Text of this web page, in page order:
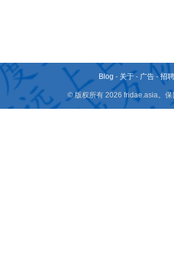
Blog - 关于 - 广告 -招
© 版权所有 2026 fridae.asia。